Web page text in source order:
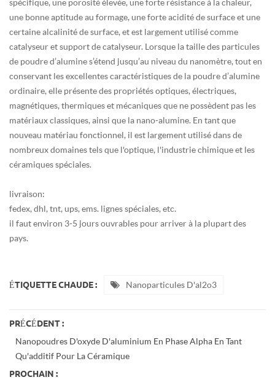
spécifique, une porosité élevée, une forte résistance à la chaleur,
une bonne aptitude au formage, une forte acidité de surface et une
certaine alcalinité de surface, et est largement utilisé comme
catalyseur et support de catalyseur. Lorsque la taille des particules
de poudre d’alumine s’étend jusqu’au niveau du nanomètre, tout en
conservant les excellentes caractéristiques de la poudre d’alumine
ordinaire, elle présente des propriétés optiques, électriques,
magnétiques, thermiques et mécaniques que ne possèdent pas les
matériaux classiques, ainsi que la nano-alumine. En tant que
nouveau matériau fonctionnel, il est largement utilisé dans de
nombreux domaines tels que l'optique, l'industrie chimique et les
céramiques spéciales.
livraison:
fedex, dhl, tnt, ups, ems. lignes spéciales, etc.
il faut environ 3-5 jours ouvrables pour arriver à la plupart des
pays.
ÉTIQUETTE CHAUDE : Nanoparticules D'al2o3
PRÉCÉDENT :
Nanopoudres D'oxyde D'aluminium En Phase Alpha En Tant
Qu'additif Pour La Céramique
PROCHAIN :